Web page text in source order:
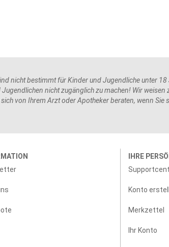
nicht bestimmt für Kinder und Jugendliche unter
nicht zugänglich zu machen! Wir weisen
von Ihrem Arzt oder Apotheker beraten, wenn Sie
IHRE
Konto
Merkzettel
Ihr Konto